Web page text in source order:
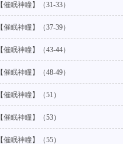
【催眠神瞳】（31-33）
【催眠神瞳】（37-39）
【催眠神瞳】（43-44）
【催眠神瞳】（48-49）
【催眠神瞳】（51）
【催眠神瞳】（53）
【催眠神瞳】（55）